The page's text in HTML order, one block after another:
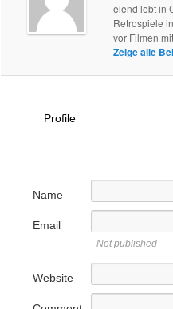
elend lebt in
Retrospiele
vor Filmen
Zeige alle
Profile
Name
Email
Not published
Website